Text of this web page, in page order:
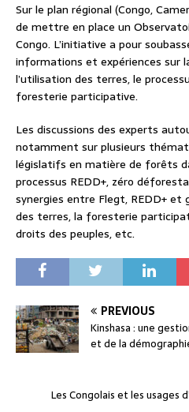
Sur le plan régional (Congo,
de mettre en place un
Congo. L’initiative a pour
informations et expériences sur
l’utilisation des terres, le
foresterie participative.
Les discussions des experts
notamment sur plusieurs
législatifs en matière de forêts
processus REDD+, zéro
synergies entre Flegt, REDD+ et
des terres, la foresterie
droits des peuples, etc.
PREVIOUS
Kinshasa : une
et de la
Les Congolais et les usages